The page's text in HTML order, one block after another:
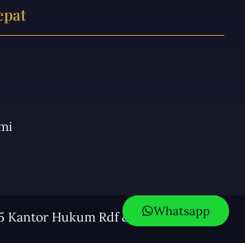
Whatsapp
Kantor Hukum Rdf & Rekan.